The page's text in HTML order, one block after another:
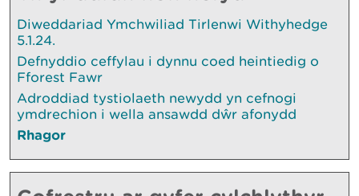
Diweddariad Ymchwiliad Tirlenwi Withyhedge
5.1.24.
Defnyddio ceffylau i dynnu coed heintiedig o
Fforest Fawr
Adroddiad tystiolaeth newydd yn cefnogi
ymdrechion i wella ansawdd dŵr afonydd
Rhagor